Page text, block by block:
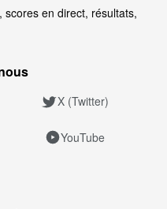
en direct, résultats,
X (Twitter)
YouTube